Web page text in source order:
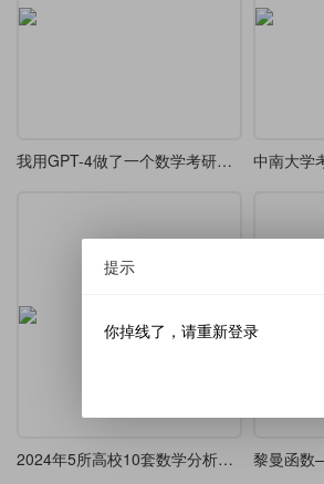
我用GPT-4做了一个数学考研真题模板
2024年5所高校10套数学分析与高等代数考研真题（第二期） 黎曼函数
提示
你掉线了，请重新登录